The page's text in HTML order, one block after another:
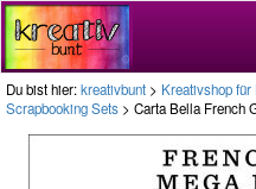
Du bist hier:kreativbunt > Kreativshop
Scrapbooking Sets > Carta Bella French